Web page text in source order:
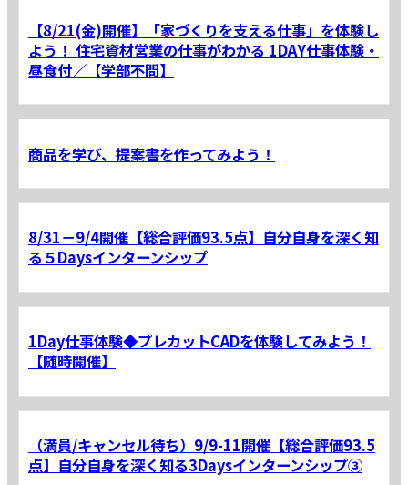
【8/21(金)開催】「家づくりを支える仕事」を体験し
よう！ 住宅資材営業の仕事がわかる 1DAY仕事体験・
昼食付／【学部不問】
商品を学び、提案書を作ってみよう！
8/31－9/4開催【総合評価93.5点】自分自身を深く知
る５Daysインターンシップ
1Day仕事体験◆プレカットCADを体験してみよう！
【随時開催】
（満員/キャンセル待ち）9/9-11開催【総合評価93.5
点】自分自身を深く知る3Daysインターンシップ③